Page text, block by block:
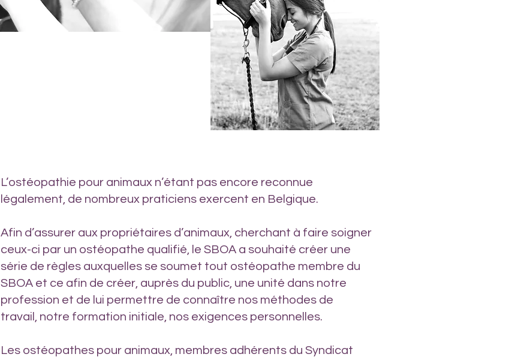
L’ostéopathie pour animaux n’étant pas encore reconnue
légalement, de nombreux praticiens exercent en Belgique.
Afin d’assurer aux propriétaires d’animaux, cherchant à faire soigner
ceux-ci par un ostéopathe qualifié, le SBOA a souhaité créer une
série de règles auxquelles se soumet tout ostéopathe membre du
SBOA et ce afin de créer, auprès du public, une unité dans notre
profession et de lui permettre de connaître nos méthodes de
travail, notre formation initiale, nos exigences personnelles.
Les ostéopathes pour animaux, membres adhérents du Syndicat